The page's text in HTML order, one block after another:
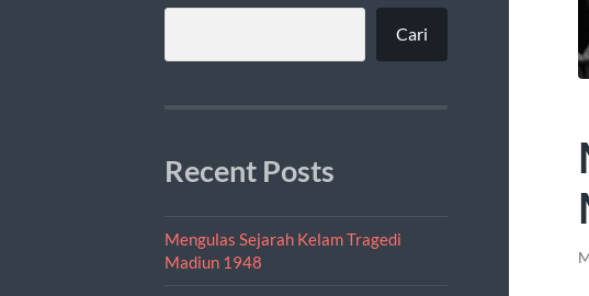
Cari
Recent Posts
Mengulas Sejarah Kelam Tragedi
Madiun 1948